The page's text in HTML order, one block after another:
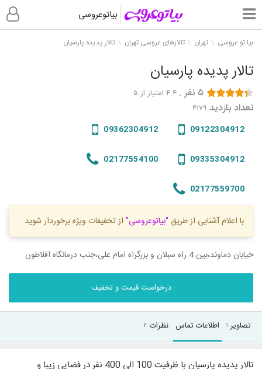
بیاتوعروسی
تالار پدیده پارسیان
۵ نفر. ۴.۴ امتیاز از ۵
تعداد بازدید ۴۱۷۹
09122304912
09362304912
09335304912
02177554100
02177559700
با اعلام آشنایی از طریق "بیاتوعروسی" از تخفیفات ویژه برخوردار شوید
خیابان دماوند،بین 4 راه سبلان و بزرگراه امام علی،جنب درمانگاه افلاطون
درخواست قیمت و تخفیف
بیا تو عروسی تهران تالارهای عروسی تهران تالار پدیده پارسیان
تصاویر ۱ اطلاعات تماس نظرات ۲
تالار پدیده پارسیان با ظرفیت 100 الی 400 نفر در فضایی زیبا و